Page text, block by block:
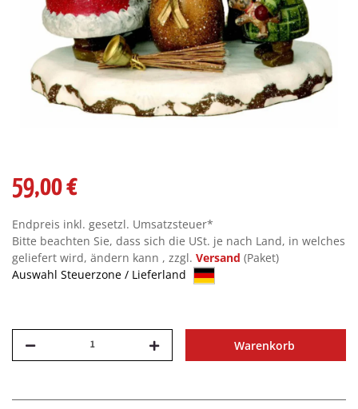
59,00 €
Endpreis inkl. gesetzl. Umsatzsteuer*
Bitte beachten Sie, dass sich die USt. je nach Land, in welches
geliefert wird, ändern kann , zzgl. Versand (Paket)
Auswahl Steuerzone / Lieferland
Warenkorb